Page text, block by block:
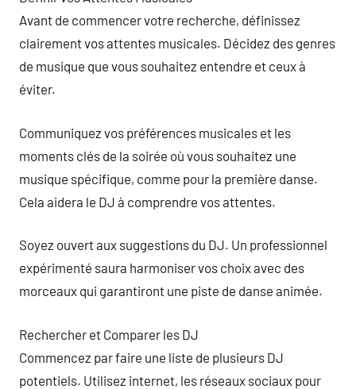
Avant de commencer votre recherche, définissez
clairement vos attentes musicales. Décidez des genres
de musique que vous souhaitez entendre et ceux à
éviter.
Communiquez vos préférences musicales et les
moments clés de la soirée où vous souhaitez une
musique spécifique, comme pour la première danse.
Cela aidera le DJ à comprendre vos attentes.
Soyez ouvert aux suggestions du DJ. Un professionnel
expérimenté saura harmoniser vos choix avec des
morceaux qui garantiront une piste de danse animée.
Rechercher et Comparer les DJ
Commencez par faire une liste de plusieurs DJ
potentiels. Utilisez internet, les réseaux sociaux pour